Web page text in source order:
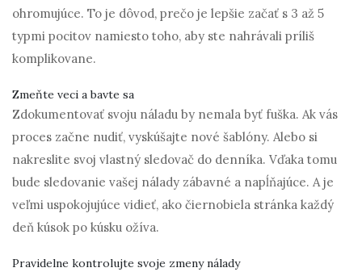
ohromujúce. To je dôvod, prečo je lepšie začať s 3 až 5
typmi pocitov namiesto toho, aby ste nahrávali príliš
komplikovane.
Zmeňte veci a bavte sa
Zdokumentovať svoju náladu by nemala byť fuška. Ak vás
proces začne nudiť, vyskúšajte nové šablóny. Alebo si
nakreslite svoj vlastný sledovač do denníka. Vďaka tomu
bude sledovanie vašej nálady zábavné a napĺňajúce. A je
veľmi uspokojujúce vidieť, ako čiernobiela stránka každý
deň kúsok po kúsku ožíva.
Pravidelne kontrolujte svoje zmeny nálady